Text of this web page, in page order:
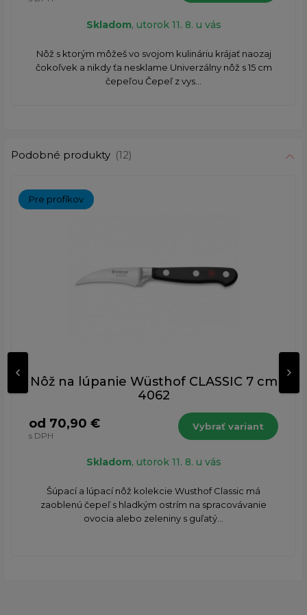
Skladom, utorok 11. 8. u vás
Nôž s ktorým môžeš vo svojom kulináriu krájať naozaj
čokoľvek a nikdy ťa nesklame Univerzálny nôž s 15 cm
čepeľou Čepeľ z vys...
Podobné produkty (12)
Pre profíkov
Nôž na lúpanie Wüsthof CLASSIC 7 cm
4062
od 70,90 €
s DPH
Vybrať variant
Skladom, utorok 11. 8. u vás
Šúpací a lúpací nôž kolekcie Wusthof Classic má
zaoblenú čepeľ s hladkým ostrím na spracovávanie
ovocia alebo zeleniny s guľatý...